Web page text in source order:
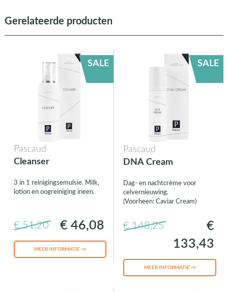
Gerelateerde producten
SALE
Pascaud
Cleanser
3 in 1 reinigingsemulsie. Milk,
lotion en oogreiniging ineen.
€ 51,20 € 46,08
MEER INFORMATIE →
SALE
Pascaud
DNA Cream
Dag- en nachtcrème voor
celvernieuwing.
(Voorheen: Caviar Cream)
€ 148,25
€
133,43
MEER INFORMATIE →